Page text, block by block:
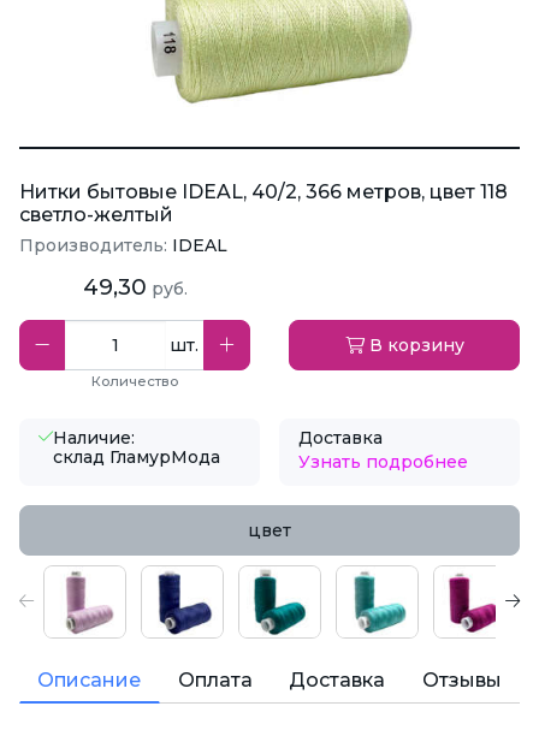
Нитки бытовые IDEAL, 40/2, 366 метров, цвет 118
светло-желтый
Производитель: IDEAL
49,30 руб.
шт.
Количество
В корзину
Наличие:
склад ГламурМода
Доставка
Узнать подробнее
цвет
Описание Оплата Доставка Отзывы